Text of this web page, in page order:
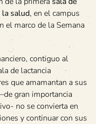
salud, en el campus
el marco de la Semana
contiguo al
de lactancia
que amamantan a sus
gran importancia
no se convierta en
y continuar con sus